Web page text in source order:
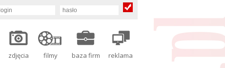
zdjęcia filmy baza firm reklama